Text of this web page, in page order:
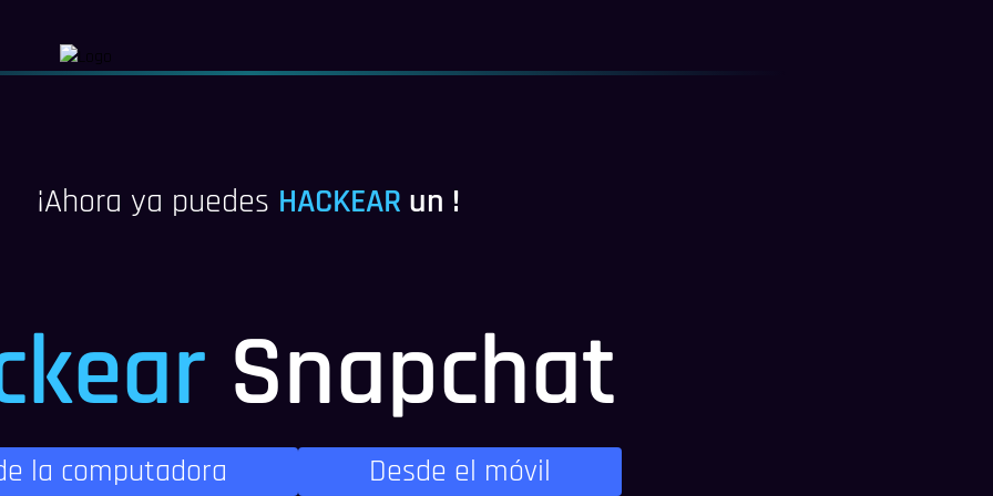
¡Ahora ya puedes HACKEAR un !
Snapchat
la computadora Desde el móvil